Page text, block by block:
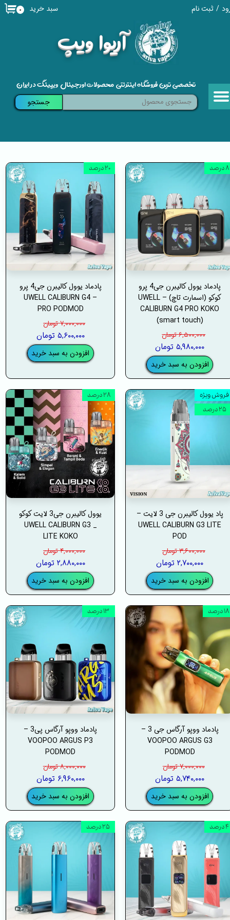
/ ثبت نام
حساب کاربری من
خروج از حساب کاربری
​آریوا ویپ
۰ سبد خرید
تخصصی ترین فروشگاه اینترنتی محصولات اورجینال ویپینگ در ایران
جستجو
پادماد یوول کالیبرن جی4 پرو
کوکو (اسمارت تاچ) – UWELL
CALIBURN G4 PRO KOKO
(smart touch)
۶,۵۰۰,۰۰۰ تومان
۵,۹۸۰,۰۰۰ تومان
افزودن به سبد خرید
۸ درصد
پادماد یوول کالیبرن جی4 پرو
– UWELL CALIBURN G4
PRO PODMOD
۷,۰۰۰,۰۰۰ تومان
۵,۶۰۰,۰۰۰ تومان
افزودن به سبد خرید
۲۰ درصد
پاد یوول کالیبرن جی 3 لایت –
UWELL CALIBURN G3 LITE
POD
۳,۶۰۰,۰۰۰ تومان
۲,۷۰۰,۰۰۰ تومان
افزودن به سبد خرید
فروش ویژه
۲۵ درصد
یوول کالیبرن جی3 لایت کوکو
_ UWELL CALIBURN G3
LITE KOKO
۴,۰۰۰,۰۰۰ تومان
۲,۸۸۰,۰۰۰ تومان
افزودن به سبد خرید
۲۸ درصد
پادماد ووپو آرگاس جی 3 –
VOOPOO ARGUS G3
PODMOD
۷,۰۰۰,۰۰۰ تومان
۵,۷۴۰,۰۰۰ تومان
افزودن به سبد خرید
۱۸ درصد
پادماد ووپو آرگاس پی3 –
VOOPOO ARGUS P3
PODMOD
۸,۰۰۰,۰۰۰ تومان
۶,۹۶۰,۰۰۰ تومان
افزودن به سبد خرید
۱۳ درصد
۴ درصد ۲۵ درصد